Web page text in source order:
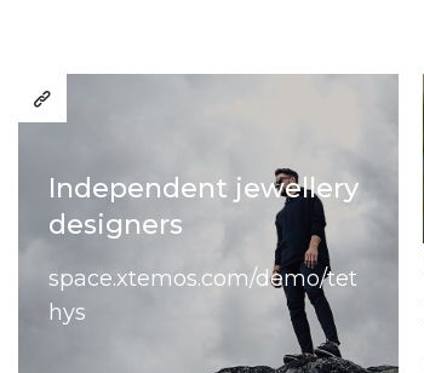
Independent jewellery
designers
space.xtemos.com/demo/tet
hys